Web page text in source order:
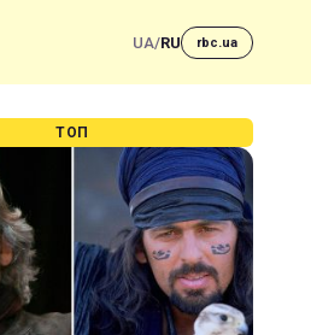
UA/RU rbc.ua
ТОП